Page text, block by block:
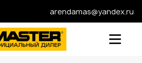
arendamas@yandex.ru